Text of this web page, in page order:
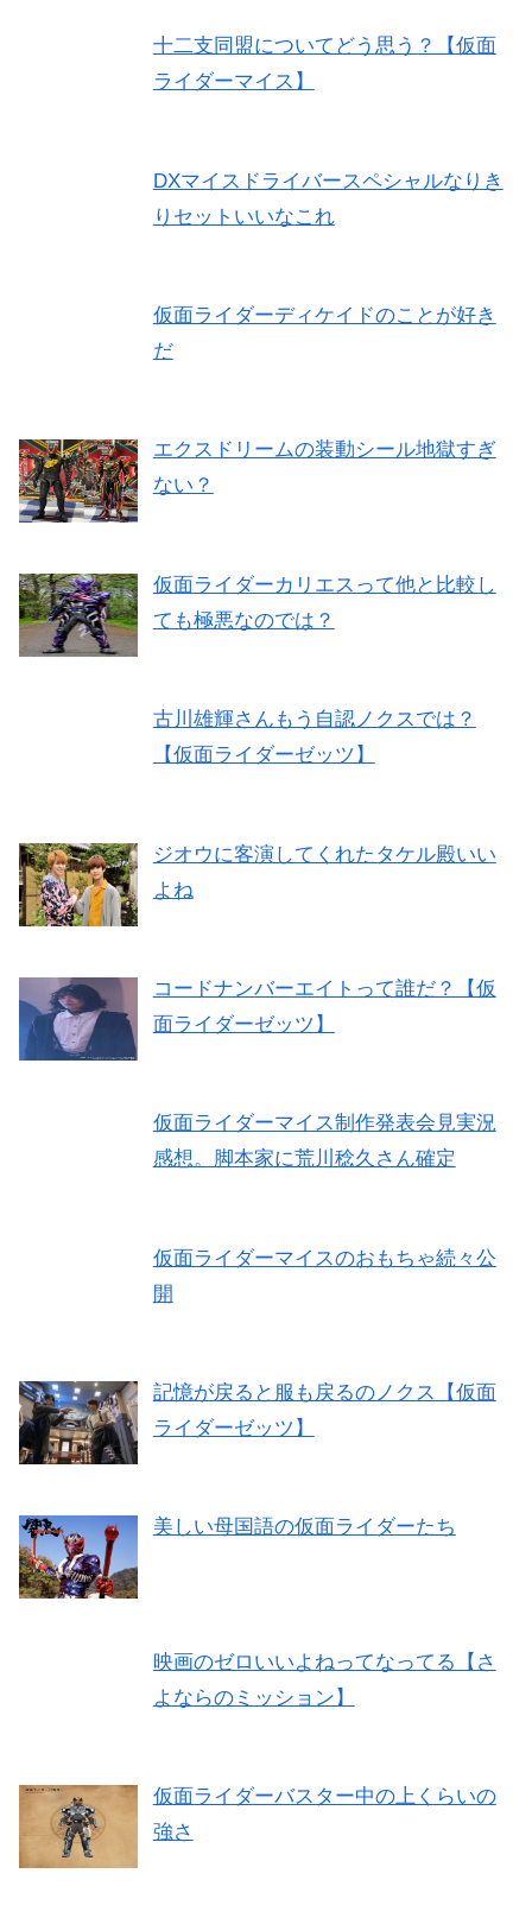
十二支同盟についてどう思う？【仮面
ライダーマイス】
DXマイスドライバースペシャルなりき
りセットいいなこれ
仮面ライダーディケイドのことが好き
だ
エクスドリームの装動シール地獄すぎ
ない？
仮面ライダーカリエスって他と比較し
ても極悪なのでは？
古川雄輝さんもう自認ノクスでは？
【仮面ライダーゼッツ】
ジオウに客演してくれたタケル殿いい
よね
コードナンバーエイトって誰だ？【仮
面ライダーゼッツ】
仮面ライダーマイス制作発表会見実況
感想。脚本家に荒川稔久さん確定
仮面ライダーマイスのおもちゃ続々公
開
記憶が戻ると服も戻るのノクス【仮面
ライダーゼッツ】
美しい母国語の仮面ライダーたち
映画のゼロいいよねってなってる【さ
よならのミッション】
仮面ライダーバスター中の上くらいの
強さ